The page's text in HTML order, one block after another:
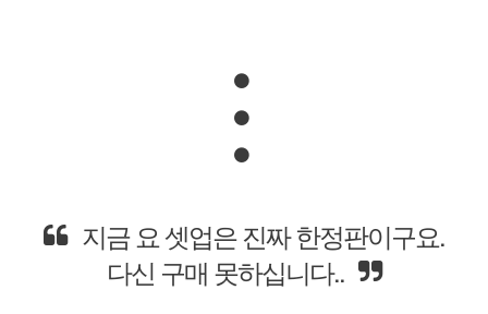
하단에 내려보시면
이븐도즈만에